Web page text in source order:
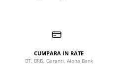
CUMPARA IN RATE
BT, BRD, Garanti, Alpha Bank